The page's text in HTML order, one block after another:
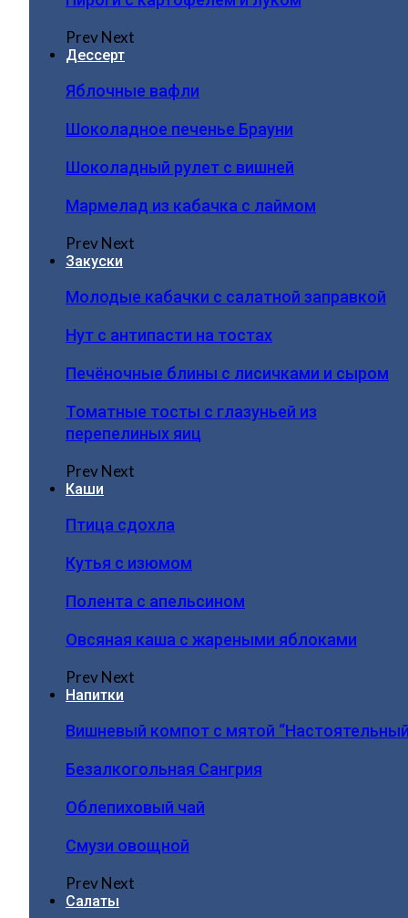
PrevNext
Дессерт
Яблочные вафли
Шоколадное печенье Брауни
Шоколадный рулет с вишней
Мармелад из кабачка с лаймом
PrevNext
Закуски
Молодые кабачки с салатной заправкой
Нут с антипасти на тостах
Печёночные блины с лисичками и сыром
Томатные тосты с глазуньей из
перепелиных яиц
PrevNext
Каши
Птица сдохла
Кутья с изюмом
Полента с апельсином
Овсяная каша с жареными яблоками
PrevNext
Напитки
Вишневый компот с мятой
Безалкогольная Сангрия
Облепиховый чай
Смузи овощной
PrevNext
Салаты